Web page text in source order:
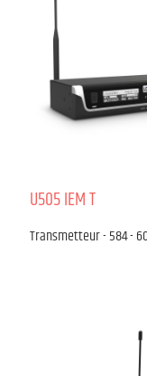
U505 IEM T
Transmetteur - 584 -